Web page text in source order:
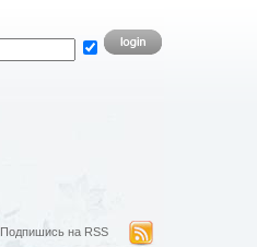
Подпишись на RSS